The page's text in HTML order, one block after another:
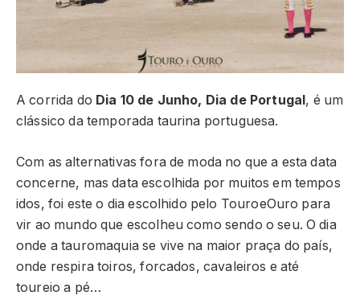
A corrida do Dia 10 de Junho, Dia de Portugal , é um
clássico da temporada taurina portuguesa.
Com as alternativas fora de moda no que a esta data
concerne, mas data escolhida por muitos em tempos
idos, foi este o dia escolhido pelo TouroeOuro para
vir ao mundo que escolheu como sendo o seu. O dia
onde a tauromaquia se vive na maior praça do país,
onde respira toiros, forcados, cavaleiros e até
toureio a pé…